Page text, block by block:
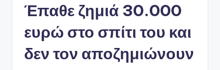
Έπαθε ζημιά 30.000
ευρώ στο σπίτι του και
δεν τον αποζημιώνουν